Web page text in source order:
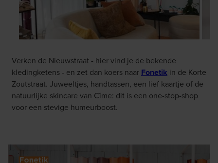
Verken de Nieuwstraat - hier vind je de bekende
kledingketens - en zet dan koers naar Fonetik in de Korte
Zoutstraat. Juweeltjes, handtassen, een lief kaartje of de
natuurlijke skincare van Cîme: dit is een one-stop-shop
voor een stevige humeurboost.